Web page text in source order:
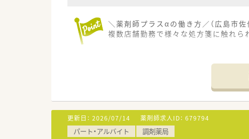
＼薬剤師プラスαの働き方／（広島市佐
複数店舗勤務で様々な処方箋に触れら
■最寄り駅の五日市駅から車で15分
■1日約90枚の整形外科中心の処方箋
■常勤薬剤師2名とパート1名に加え
【募集背景と求める人物像について】
■今回は既存店舗における薬剤師の欠
■年齢や性別は一切問わず、これまで
■地域のかかりつけ薬局への進化など
更新日： 2026/07/14 薬剤師求人ID： 679794
パート・アルバイト 調剤薬局